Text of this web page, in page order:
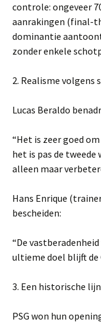
controle: ongeveer
aanrakingen (final-
dominantie
zonder enkele
2. Realisme volgens
Lucas Beraldo
“Het is zeer goed
het is pas de
alleen maar
Hans Enrique
bescheiden:
“De
ultieme doel blijft de
3. Een historische
PSG won hun